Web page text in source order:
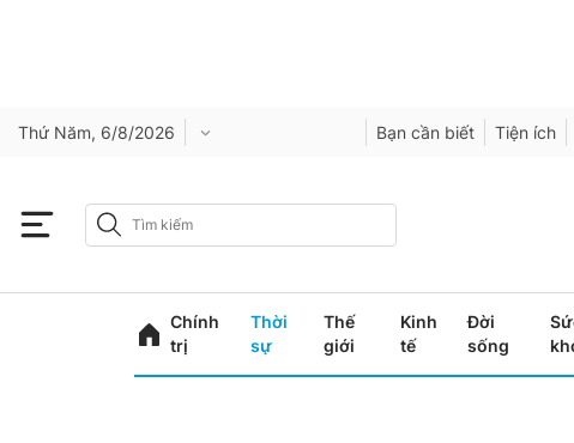
Thứ Năm, 6/8/2026 Bạn cần biết Tiện ích
Chính
trị
Thời
sự
Thế
giới
Kinh
tế
Đời
sống